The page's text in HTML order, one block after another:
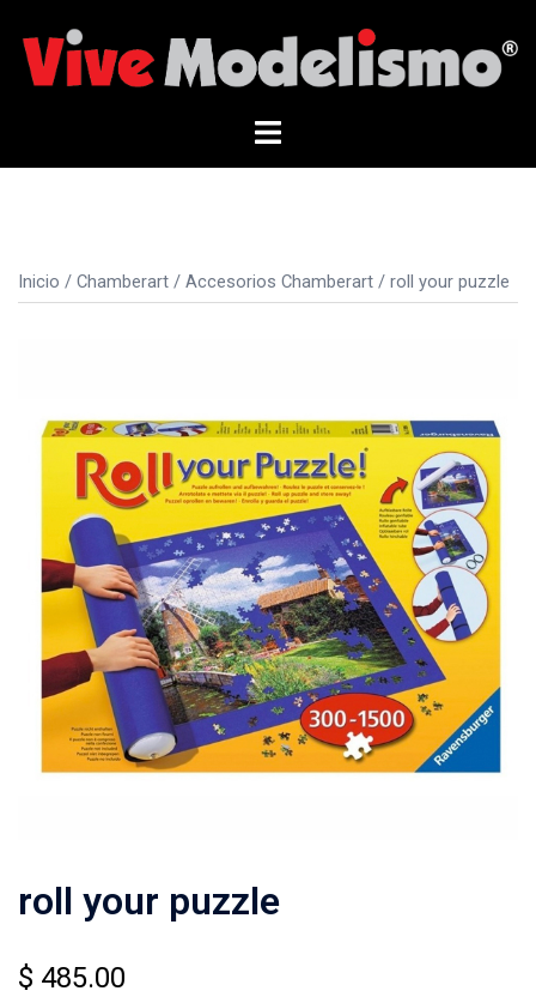
contenido
Alternar
Inicio / Chamberart / Accesorios Chamberart / roll your puzzle
roll your puzzle
$ 485.00